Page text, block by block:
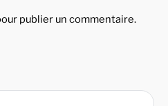
publier un commentaire.